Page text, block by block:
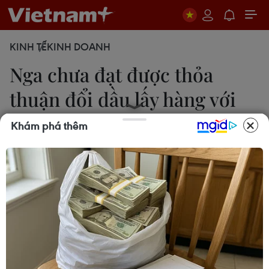
KINH TẾKINH DOANH
Nga chưa đạt được thỏa
thuận đổi dầu lấy hàng với
Iran
16/05/2014 11:55
Ngày 16/5, Bộ trưởng Năng lượng Nga tuyên bố
Nga và Iran vẫn chưa đi đến thỏa thuận cuối cùng
về một hợp đồng đổi dầu lấy hàng đầy tiềm năng
giữa hai nước.
Reuters đưa tin, ngày 16/5, Bộ trưởng Năng
Khám phá thêm